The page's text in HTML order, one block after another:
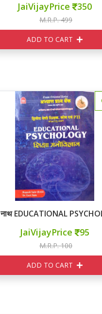
JaiVijayPrice 350
M.R.P. 499
ADD TO CART
नाथ EDUCATIONAL
JaiVijayPrice 95
M.R.P. 100
ADD TO CART